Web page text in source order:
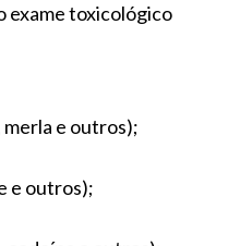
exame toxicológico
merla e outros);
e outros);